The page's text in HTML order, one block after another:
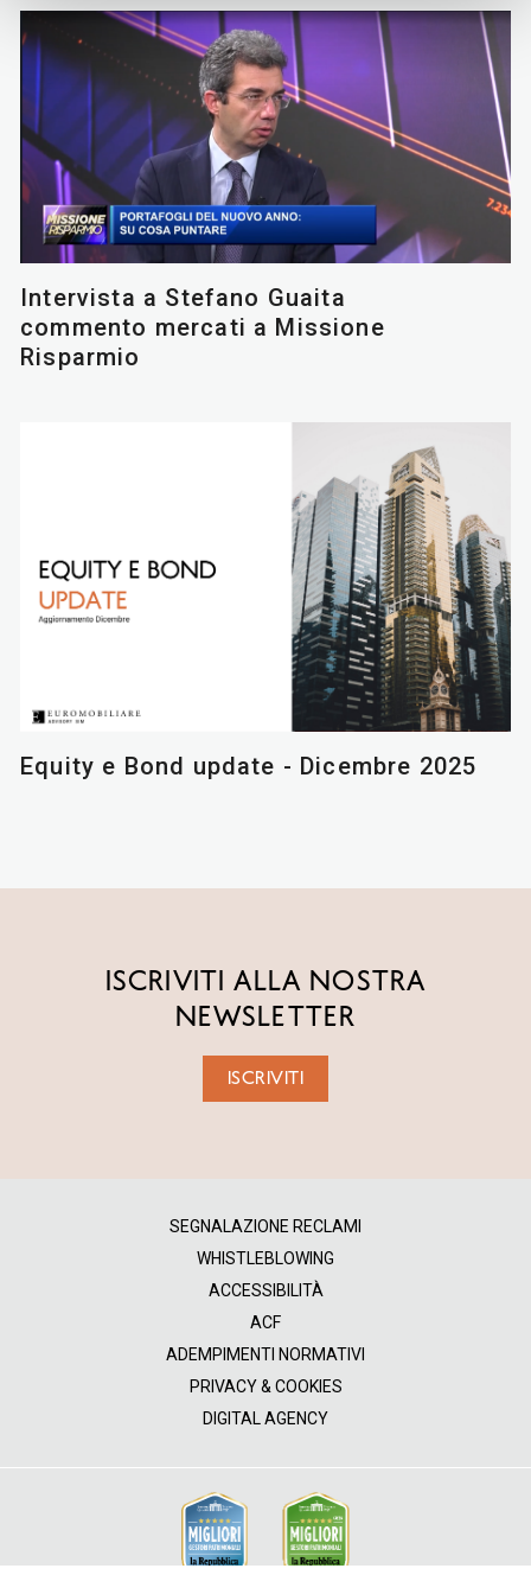
Intervista a Stefano Guaita
commento mercati a Missione
Risparmio
Equity e Bond update - Dicembre 2025
ISCRIVITI ALLA NOSTRA
NEWSLETTER
ISCRIVITI
SEGNALAZIONE RECLAMI
WHISTLEBLOWING
ACCESSIBILITÀ
ACF
ADEMPIMENTI NORMATIVI
PRIVACY & COOKIES
DIGITAL AGENCY